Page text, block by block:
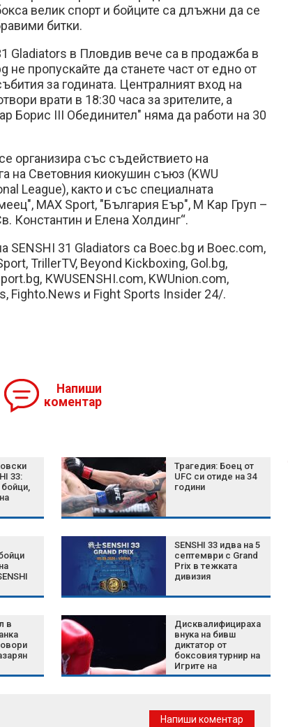
велик спорт и бойците са длъжни да се
битки.
Gladiators в Пловдив вече са в продажба в
не пропускайте да станете част от едно от
за годината. Централният вход на
врати в 18:30 часа за зрителите, а
Борис III Обединител" няма да работи на 30
организира със съдействието на
на Световния киокушин съюз (KWU
League), както и със специалната
MAX Sport, "България Еър", М Кар Груп –
Константин и Елена Холдинг“.
SENSHI 31 Gladiators са Boec.bg и Boec.com,
TrillerTV, Beyond Kickboxing, Gol.bg,
КWUSENSHI.com, KWUnion.com,
Fighto.News и Fight Sports Insider 24/.
Напиши
коментар
33:
Трагедия: Боец от
UFC си отиде на 34
години
SENSHI 33 идва на 5
септември с Grand
Prix в тежката
дивизия
в
Дисквалифицираха
внука на бивш
диктатор от
боксовия турнир на
Игрите на
Британската
Green Day пусна
денонощен канал в
Затягат контрола по
плажовете в
Халкидики, има арести
Късна емисия
система за откриване
на терористични
Напиши коментар